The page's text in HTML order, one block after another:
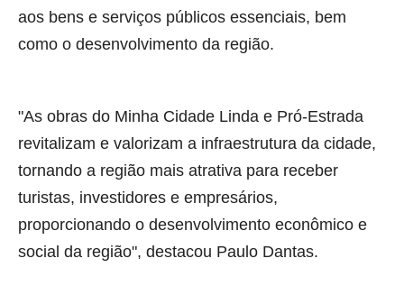
aos bens e serviços públicos essenciais, bem
como o desenvolvimento da região.
"As obras do Minha Cidade Linda e Pró-Estrada
revitalizam e valorizam a infraestrutura da cidade,
tornando a região mais atrativa para receber
turistas, investidores e empresários,
proporcionando o desenvolvimento econômico e
social da região", destacou Paulo Dantas.